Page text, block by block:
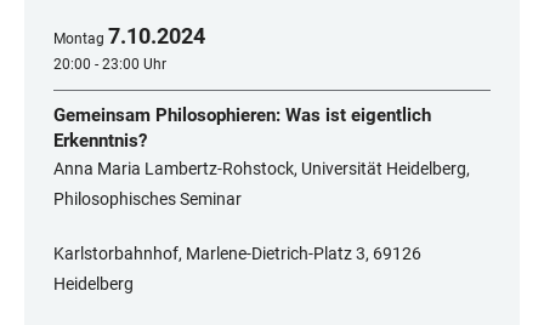
Montag 7.10.2024
20:00 - 23:00 Uhr
Gemeinsam Philosophieren: Was ist eigentlich
Erkenntnis?
Anna Maria Lambertz-Rohstock, Universität Heidelberg,
Philosophisches Seminar
Karlstorbahnhof, Marlene-Dietrich-Platz 3, 69126
Heidelberg